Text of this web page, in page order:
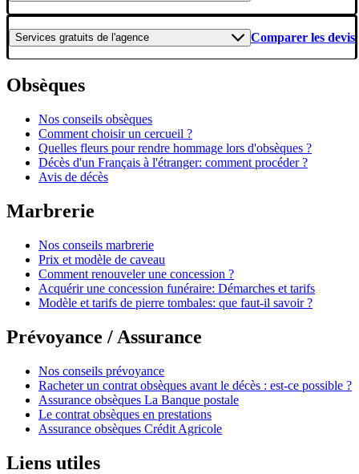
Services gratuits de l'agence Comparer les devis
Obsèques
Nos conseils obsèques
Comment choisir un cercueil ?
Quelles fleurs pour rendre hommage lors d'obsèques ?
Décès d'un Français à l'étranger: comment procéder ?
Avis de décès
Marbrerie
Nos conseils marbrerie
Prix et modèle de caveau
Comment renouveler une concession ?
Acquérir une concession funéraire: Démarches et tarifs
Modèle et tarifs de pierre tombales: que faut-il savoir ?
Prévoyance / Assurance
Nos conseils prévoyance
Racheter un contrat obsèques avant le décès : est-ce possible ?
Assurance obsèques La Banque postale
Le contrat obsèques en prestations
Assurance obsèques Crédit Agricole
Liens utiles